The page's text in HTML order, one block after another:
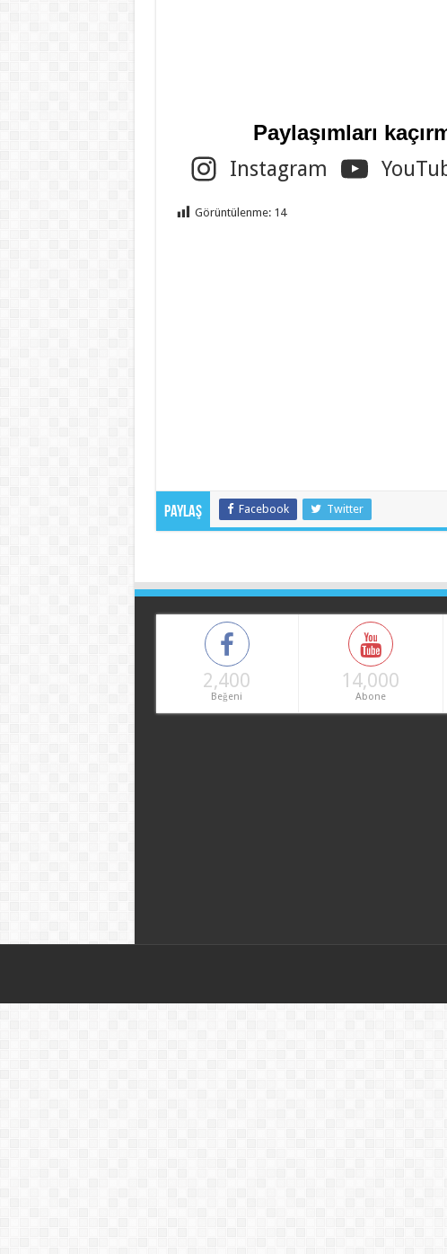
Paylaşımları
Instagram
Görüntülenme: 14
Paylaş Facebook Twitter
2,400
Beğeni
14,000
Abone